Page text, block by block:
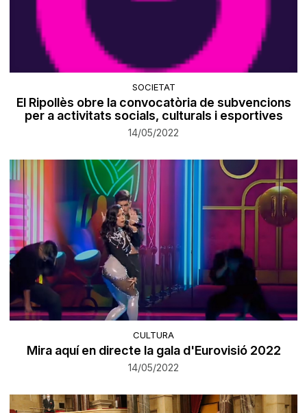
SOCIETAT
El Ripollès obre la convocatòria de subvencions
per a activitats socials, culturals i esportives
14/05/2022
CULTURA
Mira aquí en directe la gala d'Eurovisió 2022
14/05/2022